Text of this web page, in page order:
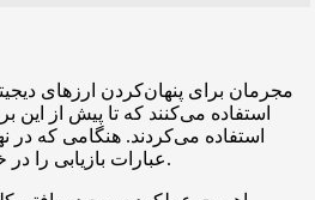
مجرمان برای پنهان‌کردن ارزهای
استفاده می‌کنند که تا پیش از این
استفاده می‌کردند. هنگامی که در
عبارات بازیابی را در خانه‌های مردم پیدا می‌کردیم.